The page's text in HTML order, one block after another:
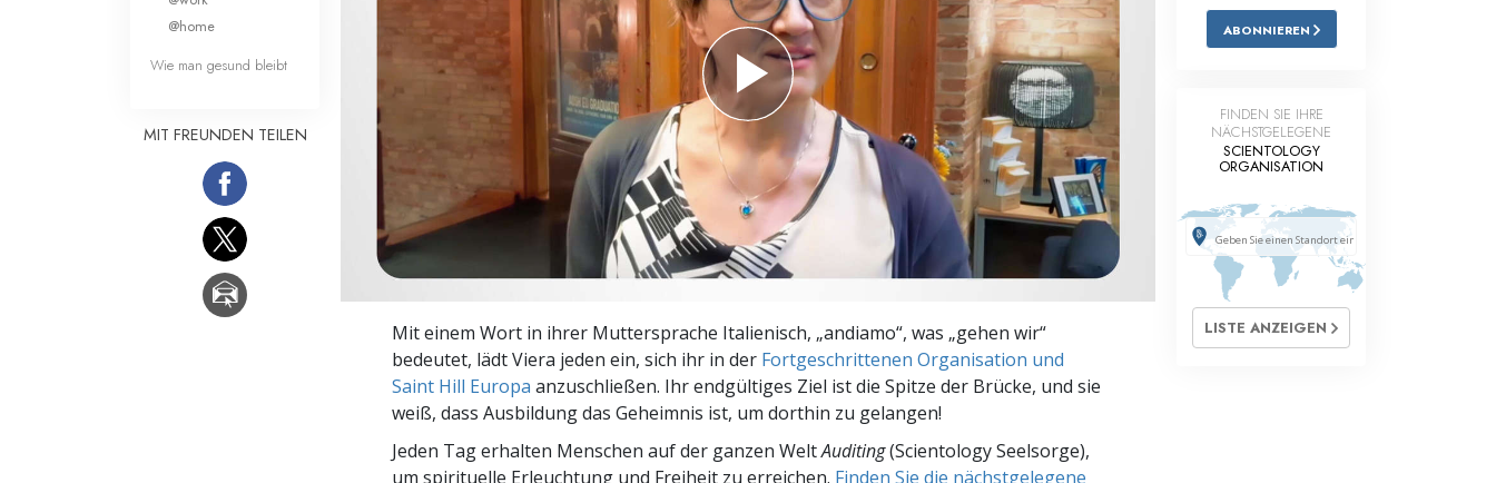
Liebe und Hass – Was ist Größe?
Antworten auf das Drogenproblem
Kinder
Werkzeuge für den Arbeitsplatz
Ethik und die Zustände
Die Ursache von Unterdrückung
Ermittlungen
Grundlagen des Organisierens
Die Grundlagen von Public Relations
Mit einem Wort in ihrer Muttersprache Italienisch, „andiamo“, was „gehen wir“
bedeutet, lädt Viera jeden ein, sich ihr in der Fortgeschrittenen Organisation und
Saint Hill Europa anzuschließen. Ihr endgültiges Ziel ist die Spitze der Brücke, und sie
weiß, dass Ausbildung das Geheimnis ist, um dorthin zu gelangen!
Jeden Tag erhalten Menschen auf der ganzen WeltAuditing(Scientology Seelsorge),
um spirituelle Erleuchtung und Freiheit zu erreichen. Finden Sie die nächstgelegene
@home
Wie man gesund bleibt
MIT FREUNDEN TEILEN
ABONNIEREN
FINDEN SIE IHRE
NÄCHSTGELEGENE
SCIENTOLOGY
ORGANISATION
LISTE ANZEIGEN